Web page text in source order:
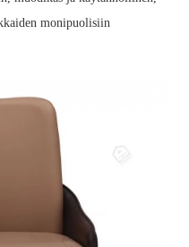
monipuolisiin